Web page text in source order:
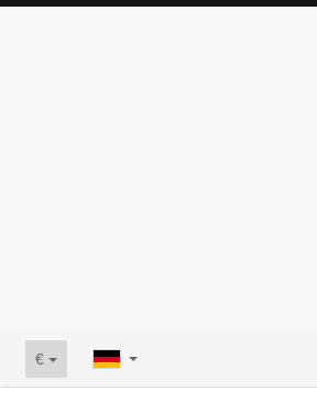
€